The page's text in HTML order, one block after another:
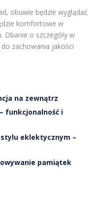
obuwie będzie wyglądać
komfortowe w
Dbanie o szczegóły w
zachowania jakości
na zewnątrz
funkcjonalność i
eklektycznym –
pamiątek